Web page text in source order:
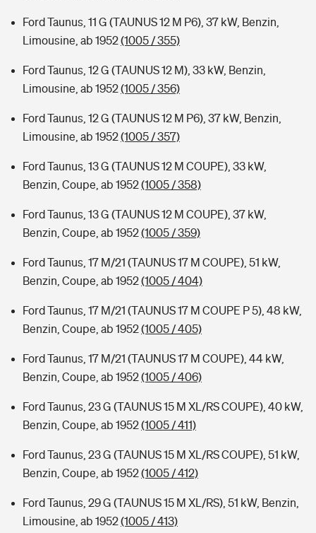
Ford Taunus, 11 G (TAUNUS 12 M P6), 37 kW, Benzin,
Limousine, ab 1952(1005 / 355)
Ford Taunus, 12 G (TAUNUS 12 M), 33 kW, Benzin,
Limousine, ab 1952(1005 / 356)
Ford Taunus, 12 G (TAUNUS 12 M P6), 37 kW, Benzin,
Limousine, ab 1952(1005 / 357)
Ford Taunus, 13 G (TAUNUS 12 M COUPE), 33 kW,
Benzin, Coupe, ab 1952(1005 / 358)
Ford Taunus, 13 G (TAUNUS 12 M COUPE), 37 kW,
Benzin, Coupe, ab 1952(1005 / 359)
Ford Taunus, 17 M/21 (TAUNUS 17 M COUPE), 51 kW,
Benzin, Coupe, ab 1952(1005 / 404)
Ford Taunus, 17 M/21 (TAUNUS 17 M COUPE P 5), 48 kW,
Benzin, Coupe, ab 1952(1005 / 405)
Ford Taunus, 17 M/21 (TAUNUS 17 M COUPE), 44 kW,
Benzin, Coupe, ab 1952(1005 / 406)
Ford Taunus, 23 G (TAUNUS 15 M XL/RS COUPE), 40 kW,
Benzin, Coupe, ab 1952(1005 / 411)
Ford Taunus, 23 G (TAUNUS 15 M XL/RS COUPE), 51 kW,
Benzin, Coupe, ab 1952(1005 / 412)
Ford Taunus, 29 G (TAUNUS 15 M XL/RS), 51 kW, Benzin,
Limousine, ab 1952(1005 / 413)